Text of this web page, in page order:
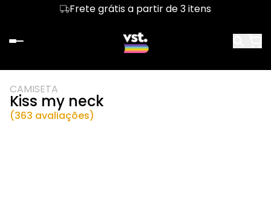
Frete grátis a partir de 3 itens
CAMISETA
Kiss my neck
(363 avaliações)